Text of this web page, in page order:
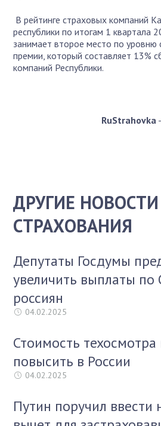
В рейтинге страховых компаний
республики по итогам 1 квартала
занимает второе место по уровню
премии, который составляет 13%
компаний Республики.
RuStrahovka-
ДРУГИЕ НОВОСТИ
СТРАХОВАНИЯ
Депутаты Госдумы
увеличить выплаты по
россиян
04.02.2025
Стоимость техосмотра
повысить в России
04.02.2025
Путин поручил ввести